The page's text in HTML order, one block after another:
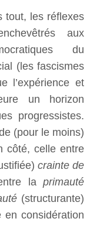
tout, les réflexes
aux
du
(les fascismes
l’expérience et
un horizon
progressistes.
(pour le moins)
côté, celle entre
crainte de
la primauté
(structurante)
considération